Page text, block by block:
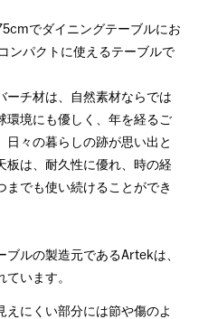
でダイニングテーブルにお
ンパクトに使えるテーブルで
ーチ材は、自然素材ならでは
環境にも優しく、年を経るご
日々の暮らしの跡が思い出と
板は、耐久性に優れ、時の経
までも使い続けることができ
ブルの製造元であるArtekは、
います。
にくい部分には節や傷のよ